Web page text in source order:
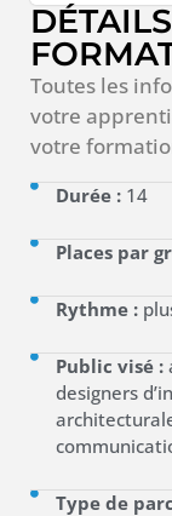
Toutes les
votre
votre
Durée : 14
Places par
Rythme :
Public visé :
designers
Type de